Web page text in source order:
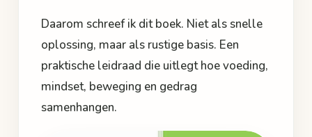
Daarom schreef ik dit boek. Niet als snelle
oplossing, maar als rustige basis. Een
praktische leidraad die uitlegt hoe voeding,
mindset, beweging en gedrag
samenhangen.